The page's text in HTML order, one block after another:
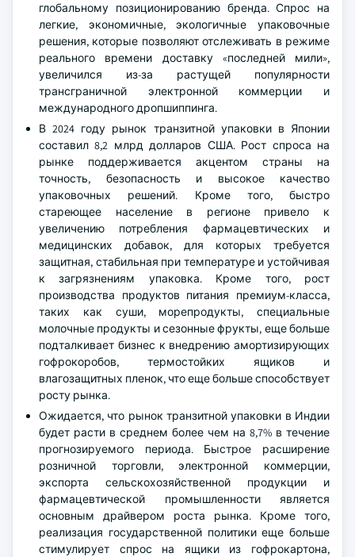
глобальному позиционированию бренда. Спрос на
легкие, экономичные, экологичные упаковочные
решения, которые позволяют отслеживать в режиме
реального времени доставку «последней мили»,
увеличился из-за растущей популярности
трансграничной электронной коммерции и
международного дропшиппинга.
В 2024 году рынок транзитной упаковки в Японии
составил 8,2 млрд долларов США. Рост спроса на
рынке поддерживается акцентом страны на
точность, безопасность и высокое качество
упаковочных решений. Кроме того, быстро
стареющее население в регионе привело к
увеличению потребления фармацевтических и
медицинских добавок, для которых требуется
защитная, стабильная при температуре и устойчивая
к загрязнениям упаковка. Кроме того, рост
производства продуктов питания премиум-класса,
таких как суши, морепродукты, специальные
молочные продукты и сезонные фрукты, еще больше
подталкивает бизнес к внедрению амортизирующих
гофрокоробов, термостойких ящиков и
влагозащитных пленок, что еще больше способствует
росту рынка.
Ожидается, что рынок транзитной упаковки в Индии
будет расти в среднем более чем на 8,7% в течение
прогнозируемого периода. Быстрое расширение
розничной торговли, электронной коммерции,
экспорта сельскохозяйственной продукции и
фармацевтической промышленности является
основным драйвером роста рынка. Кроме того,
реализация государственной политики еще больше
стимулирует спрос на ящики из гофрокартона,